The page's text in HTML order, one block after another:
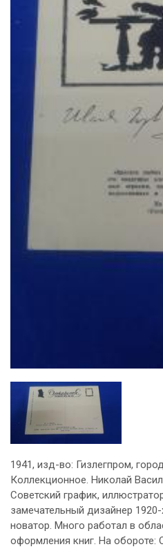
1941, изд-во: Гизлегпром,
Коллекционное. Николай
Советский график,
замечательный дизайнер
новатор. Много работал в
оформления книг. На обороте: